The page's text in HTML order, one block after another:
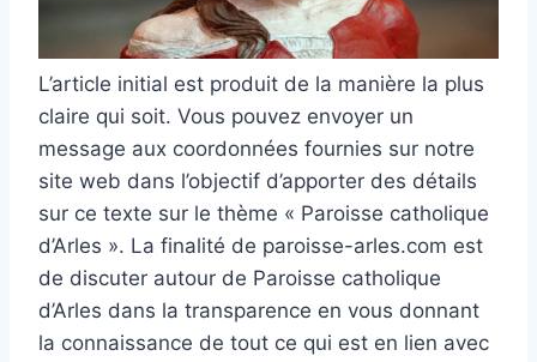
L’article initial est produit de la manière la plus
claire qui soit. Vous pouvez envoyer un
message aux coordonnées fournies sur notre
site web dans l’objectif d’apporter des détails
sur ce texte sur le thème « Paroisse catholique
d’Arles ». La finalité de paroisse-arles.com est
de discuter autour de Paroisse catholique
d’Arles dans la transparence en vous donnant
la connaissance de tout ce qui est en lien avec